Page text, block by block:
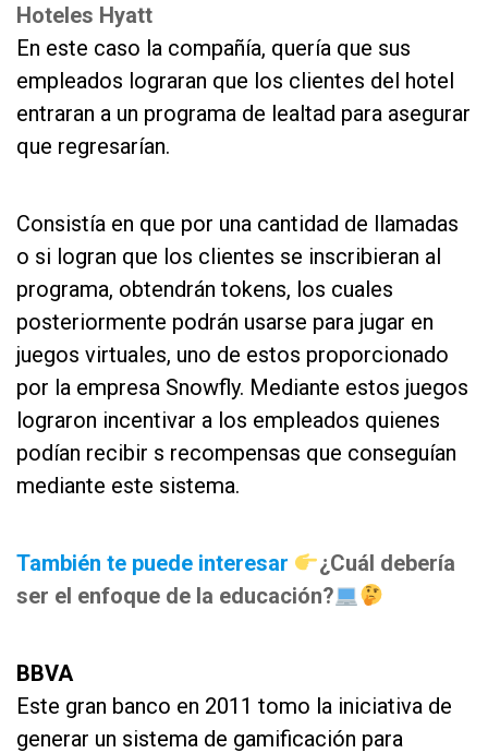
Hoteles Hyatt
En este caso la compañía, quería que sus
empleados lograran que los clientes del hotel
entraran a un programa de lealtad para asegurar
que regresarían.
Consistía en que por una cantidad de llamadas
o si logran que los clientes se inscribieran al
programa, obtendrán tokens, los cuales
posteriormente podrán usarse para jugar en
juegos virtuales, uno de estos proporcionado
por la empresa Snowfly. Mediante estos juegos
lograron incentivar a los empleados quienes
podían recibir s recompensas que conseguían
mediante este sistema.
También te puede interesar
¿Cuál debería
ser el enfoque de la educación?
BBVA
Este gran banco en 2011 tomo la iniciativa de
generar un sistema de gamificación para